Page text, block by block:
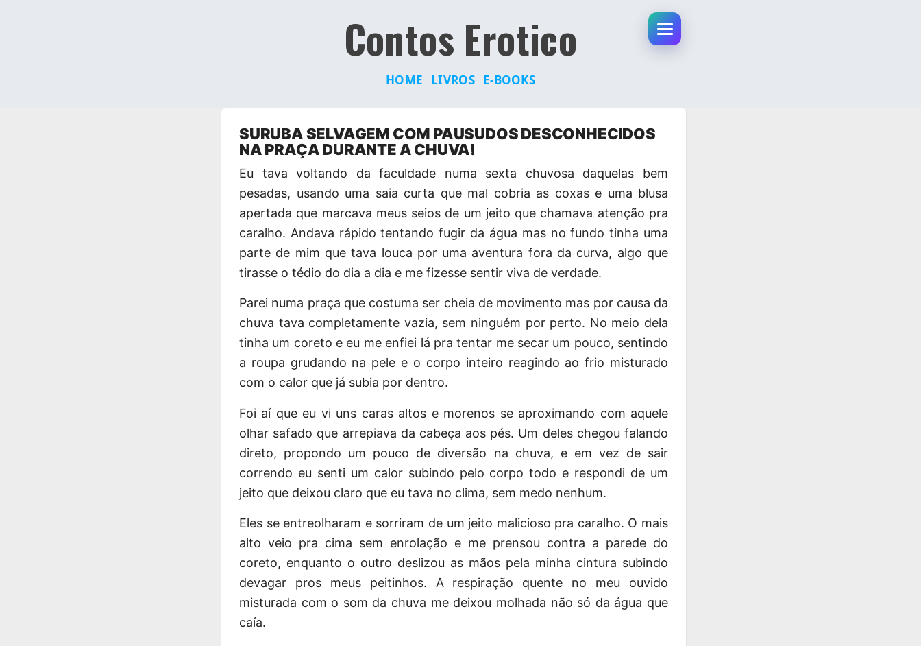
Contos Erotico
HOME LIVROS E-BOOKS
SURUBA SELVAGEM COM PAUSUDOS DESCONHECIDOS
NA PRAÇA DURANTE A CHUVA!
Eu tava voltando da faculdade numa sexta chuvosa daquelas bem
pesadas, usando uma saia curta que mal cobria as coxas e uma blusa
apertada que marcava meus seios de um jeito que chamava atenção pra
caralho. Andava rápido tentando fugir da água mas no fundo tinha uma
parte de mim que tava louca por uma aventura fora da curva, algo que
tirasse o tédio do dia a dia e me fizesse sentir viva de verdade.
Parei numa praça que costuma ser cheia de movimento mas por causa da
chuva tava completamente vazia, sem ninguém por perto. No meio dela
tinha um coreto e eu me enfiei lá pra tentar me secar um pouco, sentindo
a roupa grudando na pele e o corpo inteiro reagindo ao frio misturado
com o calor que já subia por dentro.
Foi aí que eu vi uns caras altos e morenos se aproximando com aquele
olhar safado que arrepiava da cabeça aos pés. Um deles chegou falando
direto, propondo um pouco de diversão na chuva, e em vez de sair
correndo eu senti um calor subindo pelo corpo todo e respondi de um
jeito que deixou claro que eu tava no clima, sem medo nenhum.
Eles se entreolharam e sorriram de um jeito malicioso pra caralho. O mais
alto veio pra cima sem enrolação e me prensou contra a parede do
coreto, enquanto o outro deslizou as mãos pela minha cintura subindo
devagar pros meus peitinhos. A respiração quente no meu ouvido
misturada com o som da chuva me deixou molhada não só da água que
caía.
Abrir menu da conta